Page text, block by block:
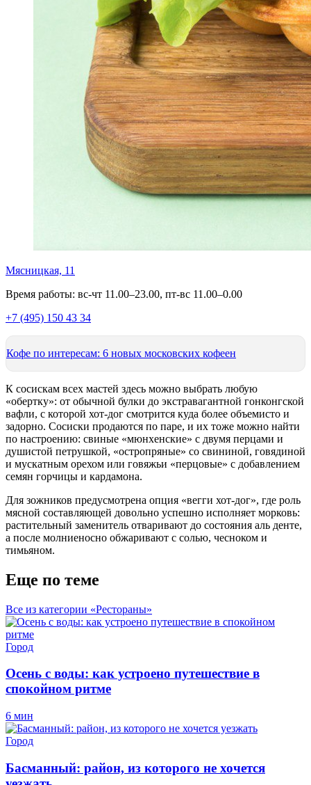
Мясницкая, 11
Время работы: вс-чт 11.00–23.00, пт-вс 11.00–0.00
+7 (495) 150 43 34
Кофе по интересам: 6 новых московских кофеен
К сосискам всех мастей здесь можно выбрать любую
«обертку»: от обычной булки до экстравагантной гонконгской
вафли, с которой хот-дог смотрится куда более объемисто и
задорно. Сосиски продаются по паре, и их тоже можно найти
по настроению: свиные «мюнхенские» с двумя перцами и
душистой петрушкой, «остропряные» со свининой, говядиной
и мускатным орехом или говяжьи «перцовые» с добавлением
семян горчицы и кардамона.
Для зожников предусмотрена опция «вегги хот-дог», где роль
мясной составляющей довольно успешно исполняет морковь:
растительный заменитель отваривают до состояния аль денте,
а после молниеносно обжаривают с солью, чесноком и
тимьяном.
Еще по теме
Все из категории «Рестораны»
Город
Осень с воды: как устроено путешествие в
спокойном ритме
6 мин
Город
Басманный: район, из которого не хочется